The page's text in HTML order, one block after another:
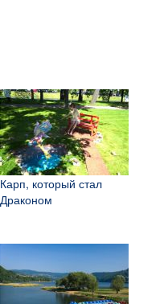
Карп, который стал
Драконом